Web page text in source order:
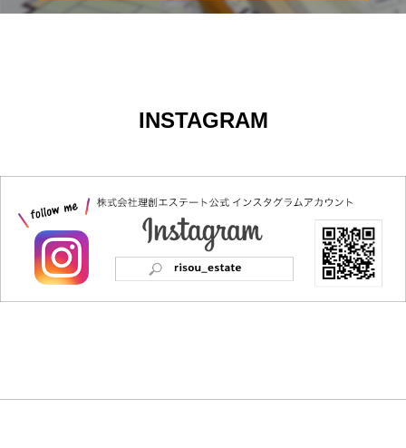
INSTAGRAM